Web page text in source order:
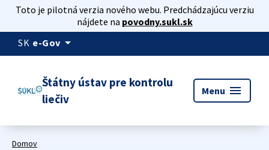
Toto je pilotná verzia nového webu. Predchádzajúcu verziu
nájdete na povodny.sukl.sk
SK e-Gov arrow_drop_down
Štátny ústav pre kontrolu
liečiv
Menu menu
Domov